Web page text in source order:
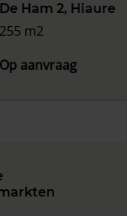
De Ham 2, Hiaure
255 m2
Op aanvraag